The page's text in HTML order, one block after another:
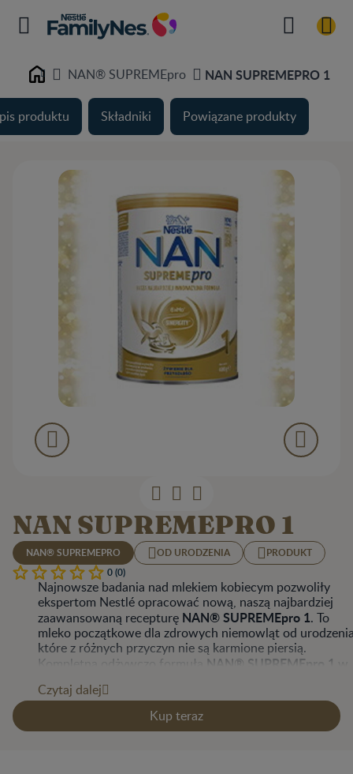
Home NAN® SUPREMEpro NAN SUPREMEPRO 1
produktu Składniki Powiązane produkty
NAN SUPREMEPRO 1
NAN® SUPREMEPRO OD URODZENIA
PRODUKT
0 (0)
Najnowsze badania nad mlekiem kobiecym pozwoliły
ekspertom Nestlé opracować nową, naszą najbardziej
zaawansowaną recepturę NAN® SUPREMEpro 1. To
mleko początkowe dla zdrowych niemowląt od
które z różnych przyczyn nie są karmione piersią.
Kompletna odżywczo formuła NAN® SUPREMEpro 1
mu wszystkich składników pokarmowych niezbędnych
prawidłowego rozwoju.
1,2
Czytaj dalej
Kup teraz